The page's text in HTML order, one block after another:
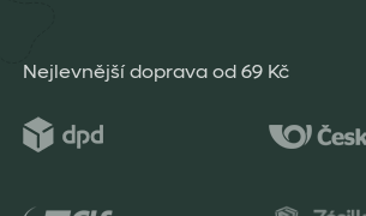
Nejlevnější doprava od 69 Kč